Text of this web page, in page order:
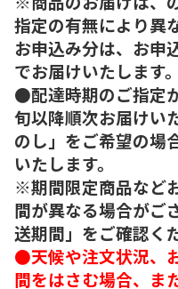
指定の有無により異
お申込み分は、お申
でお届けいたします。
●配達時期のご指定
旬以降順次お届けい
のし」をご希望の場
いたします。
※期間限定商品など
間が異なる場合がご
送期間」をご確認く
●天候や注文状況、
間をはさむ場合、ま